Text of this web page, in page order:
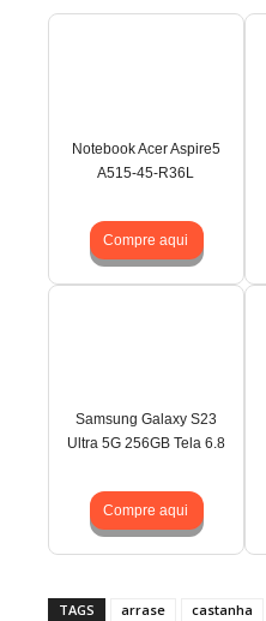
Notebook Acer Aspire5
A515-45-R36L
Compre aqui
Samsung Galaxy S23
Ultra 5G 256GB Tela 6.8
Compre aqui
TAGS arrase castanha